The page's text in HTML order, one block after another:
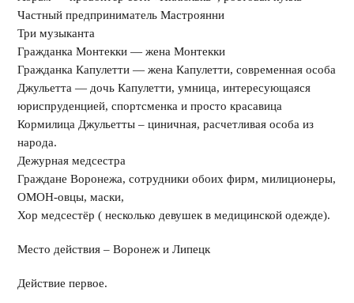
Частный предприниматель Мастроянни
Три музыканта
Гражданка Монтекки — жена Монтекки
Гражданка Капулетти — жена Капулетти, современная особа
Джульетта — дочь Капулетти, умница, интересующаяся
юриспруденцией, спортсменка и просто красавица
Кормилица Джульетты – циничная, расчетливая особа из
народа.
Дежурная медсестра
Граждане Воронежа, сотрудники обоих фирм, милиционеры,
ОМОН-овцы, маски,
Хор медсестёр ( несколько девушек в медицинской одежде).
Место действия – Воронеж и Липецк
Действие первое.